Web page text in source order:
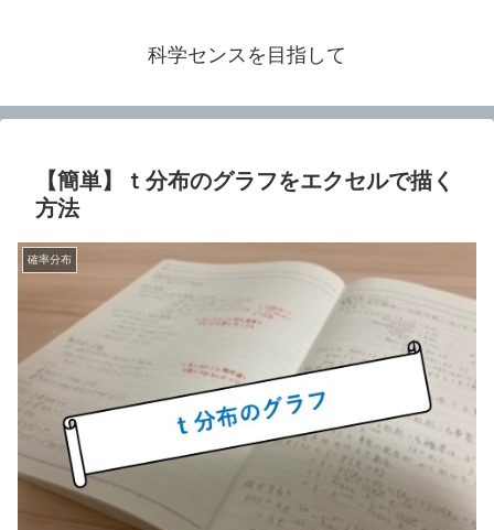
科学センスを目指して
【簡単】ｔ分布のグラフをエクセルで描く
方法
確率分布